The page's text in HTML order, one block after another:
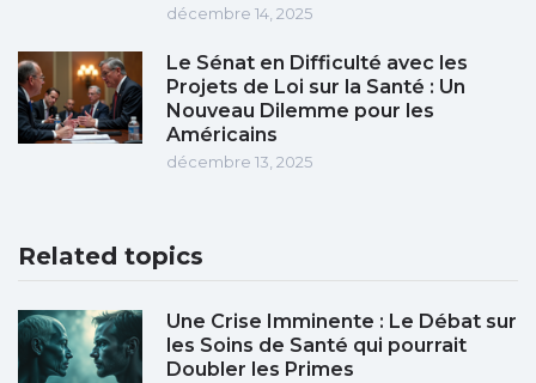
décembre 14, 2025
Le Sénat en Difficulté avec les
Projets de Loi sur la Santé : Un
Nouveau Dilemme pour les
Américains
décembre 13, 2025
Related topics
Une Crise Imminente : Le Débat sur
les Soins de Santé qui pourrait
Doubler les Primes